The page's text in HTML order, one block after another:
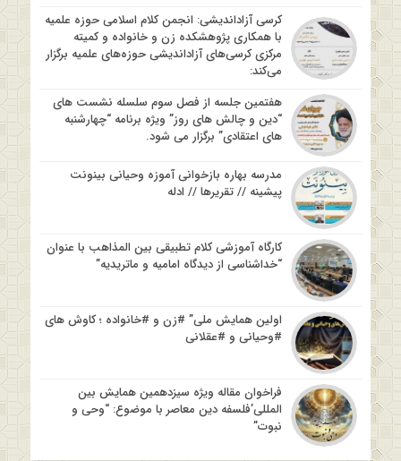
کرسی آزاداندیشی: انجمن کلام اسلامی حوزه علمیه
با همکاری پژوهشکده زن و خانواده و کمیته
مرکزی کرسی‌های آزاداندیشی حوزه‌های علمیه برگزار
می‌کند:
هفتمین جلسه از فصل سوم سلسله نشست های
“دین و چالش های روز” ویژه برنامه “چهارشنبه
های اعتقادی” برگزار می شود.
مدرسه بهاره بازخوانی آموزه وحیانی بینونت
پیشینه // تقریرها // ادله
کارگاه آموزشی کلام تطبیقی بین المذاهب با عنوان
“خداشناسی از دیدگاه امامیه و ماتریدیه”
اولین همایش ملی” #زن و #خانواده ؛ کاوش های
#وحیانی و #عقلانی
فراخوان مقاله ویژه سیزدهمین همایش بین
المللی’فلسفه دین معاصر با موضوع: “وحی و
نبوت”